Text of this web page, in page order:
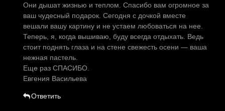
Они дышат жизнью и теплом. Спасибо вам огромное за
ваш чудесный подарок. Сегодня с дочкой вместе
вешали вашу картину и не устаем любоваться на нее.
Теперь, я, когда вышиваю, буду всегда отдыхать. Ведь
стоит поднять глаза и на стене свежесть осени — ваша
нежная пастель.
Еще раз СПАСИБО.
Евгения Васильева
Ответить